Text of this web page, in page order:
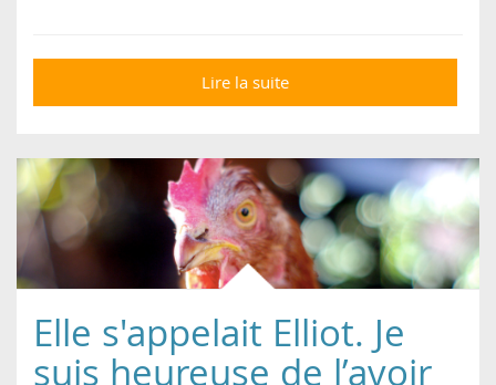
Lire la suite
amoureux des chats
Elle s'appelait Elliot. Je
suis heureuse de l’avoir